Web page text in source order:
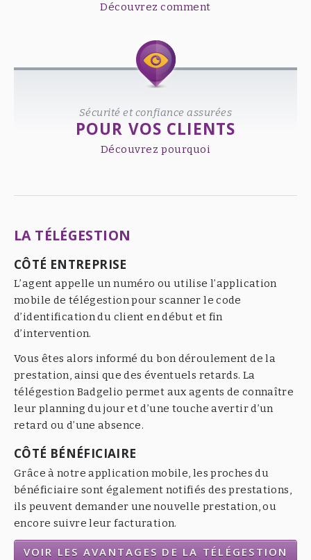
Découvrez comment
Sécurité et confiance assurées
POUR VOS CLIENTS
Découvrez pourquoi
LA TÉLÉGESTION
CÔTÉ ENTREPRISE
L’agent appelle un numéro ou utilise l’application
mobile de télégestion pour scanner le code
d’identification du client en début et fin
d’intervention.
Vous êtes alors informé du bon déroulement de la
prestation, ainsi que des éventuels retards. La
télégestion Badgelio permet aux agents de connaître
leur planning du jour et d’une touche avertir d’un
retard ou d’une absence.
CÔTÉ BÉNÉFICIAIRE
Grâce à notre application mobile, les proches du
bénéficiaire sont également notifiés des prestations,
ils peuvent demander une nouvelle prestation, ou
encore suivre leur facturation.
VOIR LES AVANTAGES DE LA TÉLÉGESTION